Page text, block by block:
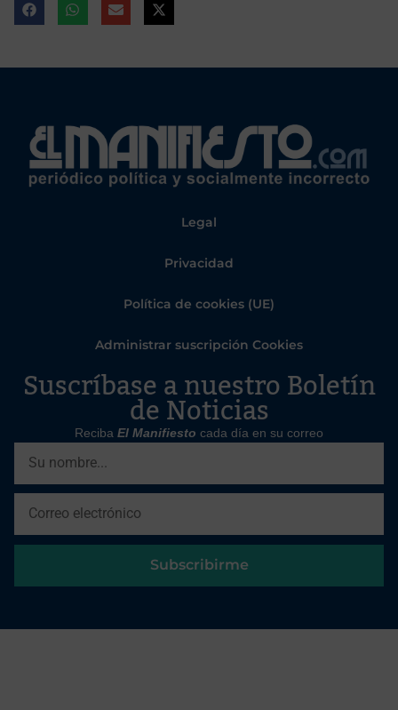
Legal
Privacidad
Política de cookies (UE)
Administrar suscripción Cookies
Suscríbase a nuestro Boletín
de Noticias
Reciba El Manifiesto cada día en su correo
Subscribirme